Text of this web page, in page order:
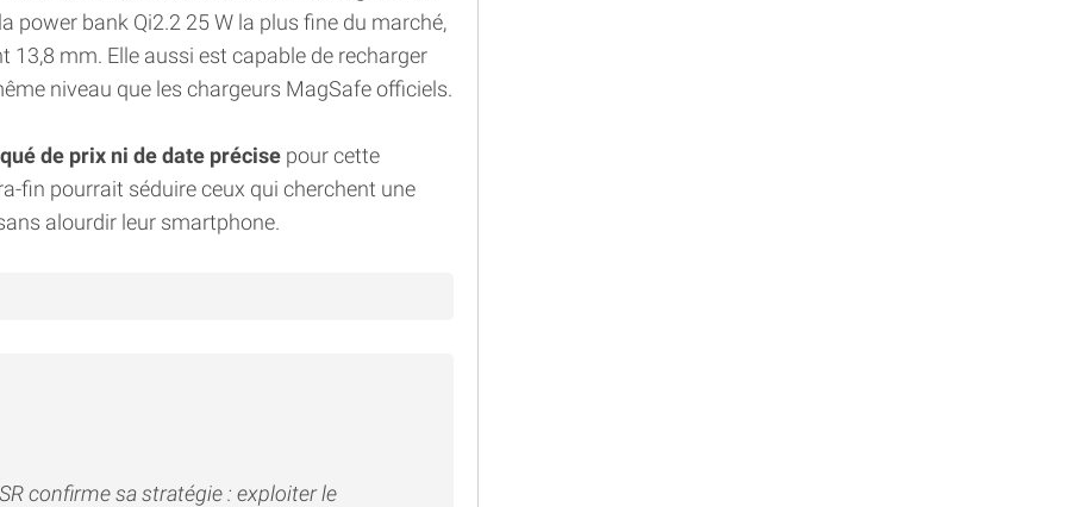
power bank Qi2.2 25 W la plus fine du marché,
13,8 mm. Elle aussi est capable de recharger
niveau que les chargeurs MagSafe officiels.
de prix ni de date précise pour cette
fin pourrait séduire ceux qui cherchent une
alourdir leur smartphone.
confirme sa stratégie : exploiter le